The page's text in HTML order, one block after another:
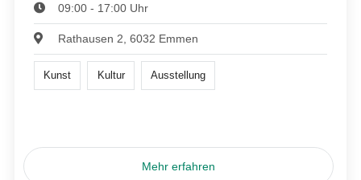
09:00 - 17:00 Uhr
Rathausen 2, 6032 Emmen
Kunst Kultur Ausstellung
Mehr erfahren